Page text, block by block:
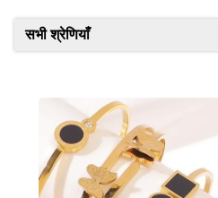
सभी श्रेणियाँ